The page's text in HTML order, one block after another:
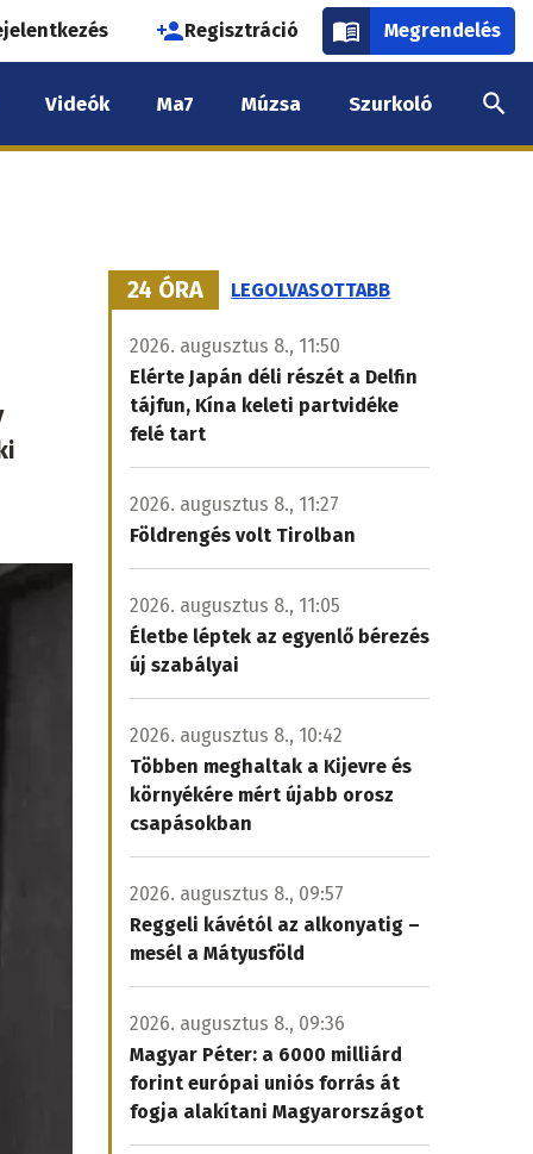
Regisztráció Megrendelés
Videók Ma7 Múzsa Szurkoló
24 ÓRA LEGOLVASOTTABB
2026. augusztus 8., 11:50
Elérte Japán déli részét a Delfin
tájfun, Kína keleti partvidéke
felé tart
2026. augusztus 8., 11:27
Földrengés volt Tirolban
2026. augusztus 8., 11:05
Életbe léptek az egyenlő bérezés
új szabályai
2026. augusztus 8., 10:42
Többen meghaltak a Kijevre és
környékére mért újabb orosz
csapásokban
2026. augusztus 8., 09:57
Reggeli kávétól az alkonyatig –
mesél a Mátyusföld
2026. augusztus 8., 09:36
Magyar Péter: a 6000 milliárd
forint európai uniós forrás át
fogja alakítani Magyarországot